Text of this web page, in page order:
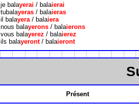
je balayerai / balaierai
tubalayeras / balaieras
il balayera / balaiera
nous balayerons / balaierons
vous balayerez / balaierez
ils balayeront/ balaieront
Présent